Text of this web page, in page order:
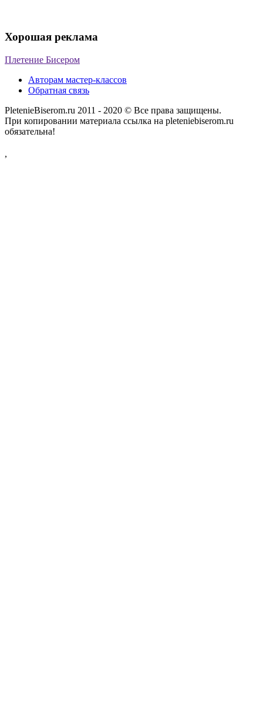
Хорошая реклама
Плетение Бисером
Авторам мастер-классов
Обратная связь
PletenieBiserom.ru 2011 - 2020 © Все права защищены.
При копировании материала ссылка на pleteniebiserom.ru
обязательна!
,